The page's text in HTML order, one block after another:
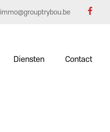
immo@grouptrybou.be
Diensten Contact